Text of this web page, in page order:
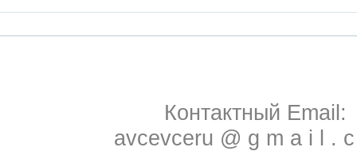
Контактный Email:
avcevceru @ g m a i l .